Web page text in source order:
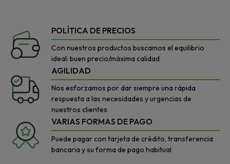
POLÍTICA DE PRECIOS
Con nuestros productos buscamos el equilibrio
ideal: buen precio/máxima calidad
AGILIDAD
Nos esforzamos por dar siempre una rápida
respuesta a las necesidades y urgencias de
nuestros clientes
VARIAS FORMAS DE PAGO
Puede pagar con tarjeta de crédito, transferencia
bancaria y su forma de pago habitual